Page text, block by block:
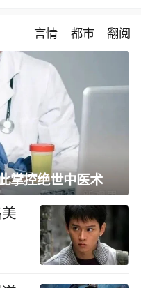
言情 都市 翻阅
掌控绝世中医术